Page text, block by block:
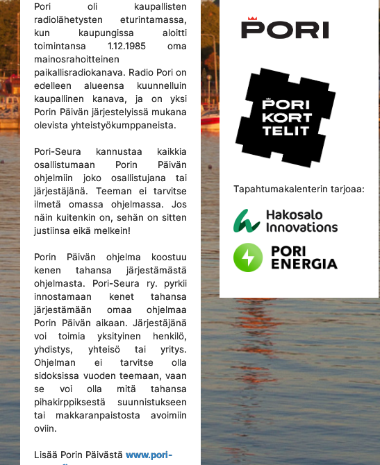
Pori oli kaupallisten
radiolähetysten eturintamassa,
kun kaupungissa aloitti
toimintansa 1.12.1985 oma
mainosrahoitteinen
paikallisradiokanava. Radio Pori on
edelleen alueensa kuunnelluin
kaupallinen kanava, ja on yksi
Porin Päivän järjestelyissä mukana
olevista yhteistyökumppaneista.
Pori-Seura kannustaa kaikkia
osallistumaan Porin Päivän
ohjelmiin joko osallistujana tai
järjestäjänä. Teeman ei tarvitse
ilmetä omassa ohjelmassa. Jos
näin kuitenkin on, sehän on sitten
justiinsa eikä melkein!
Porin Päivän ohjelma koostuu
kenen tahansa järjestämästä
ohjelmasta. Pori-Seura ry. pyrkii
innostamaan kenet tahansa
järjestämään omaa ohjelmaa
Porin Päivän aikaan. Järjestäjänä
voi toimia yksityinen henkilö,
yhdistys, yhteisö tai yritys.
Ohjelman ei tarvitse olla
sidoksissa vuoden teemaan, vaan
se voi olla mitä tahansa
pihakirppiksestä suunnistukseen
tai makkaranpaistosta avoimiin
oviin.
Lisää Porin Päivästäwww.pori-
Tapahtumakalenterin tarjoaa: